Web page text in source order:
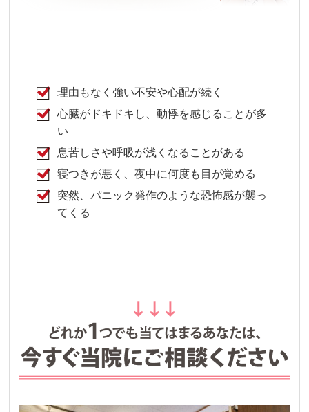
理由もなく強い不安や心配が続く
心臓がドキドキし、動悸を感じることが多
い
息苦しさや呼吸が浅くなることがある
寝つきが悪く、夜中に何度も目が覚める
突然、パニック発作のような恐怖感が襲っ
てくる